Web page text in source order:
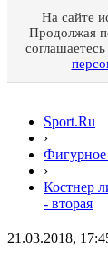
На сайте
Продолжая
соглашаетесь
Sport.Ru
›
Фигурное
›
Костнер
- вторая
21.03.2018,